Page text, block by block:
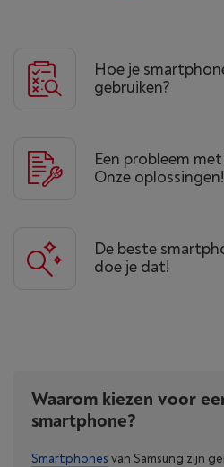
Hoe je
gebruiken?
Een probleem
Onze oplossingen!
De beste
doe je dat!
Waarom kiezen voor
smartphone?
Smartphones van Samsung zijn